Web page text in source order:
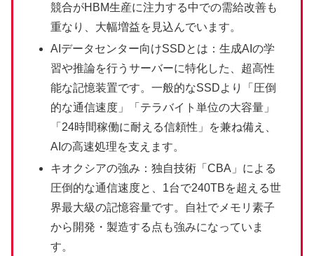
競合がHBM生産に注力する中での需給改善も
重なり、大幅増益を見込んでいます。
AIデータセンター向けSSDとは：生成AIの学
習や推論を行うサーバーに特化した、超高性
能な記憶装置です。一般的なSSDより「圧倒
的な通信速度」「テラバイト単位の大容量」
「24時間稼働に耐える信頼性」を兼ね備え、
AIの高速処理を支えます。
キオクシアの強み：独自技術「CBA」による
圧倒的な通信速度と、1台で240TBを超える世
界最大級の記憶容量です。自社でメモリ素子
から開発・製造する点も強みになっていま
す。